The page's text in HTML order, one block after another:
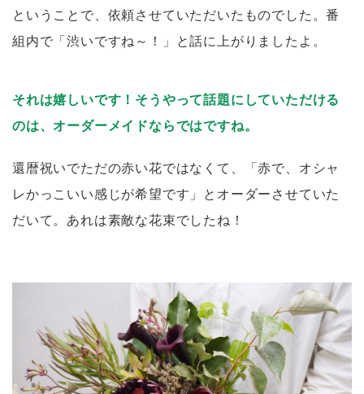
ということで、依頼させていただいたものでした。番
組内で「渋いですね～！」と話に上がりましたよ。
それは嬉しいです！そうやって話題にしていただける
のは、オーダーメイドならではですね。
還暦祝いでただの赤い花ではなくて、「赤で、オシャ
レかっこいい感じが希望です」とオーダーさせていた
だいて。あれは素敵な花束でしたね！